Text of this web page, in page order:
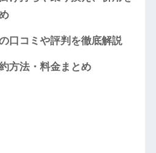
口コミや評判を徹底解説
方法・料金まとめ